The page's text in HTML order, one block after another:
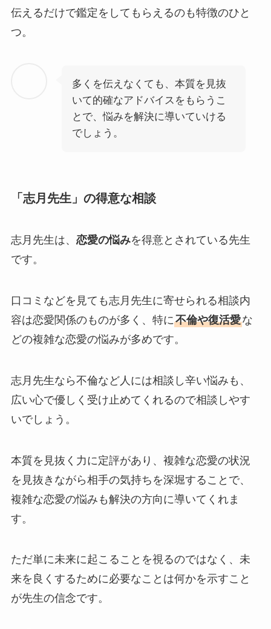
伝えるだけで鑑定をしてもらえるのも特徴のひと
つ。
多くを伝えなくても、本質を見抜
いて的確なアドバイスをもらうこ
とで、悩みを解決に導いていける
でしょう。
「志月先生」の得意な相談
志月先生は、 恋愛の悩みを得意とされている先生
です。
口コミなどを見ても志月先生に寄せられる相談内
容は恋愛関係のものが多く、特に不倫や復活愛な
どの複雑な恋愛の悩みが多めです。
志月先生なら不倫など人には相談し辛い悩みも、
広い心で優しく受け止めてくれるので相談しやす
いでしょう。
本質を見抜く力に定評があり、複雑な恋愛の状況
を見抜きながら相手の気持ちを深堀することで、
複雑な恋愛の悩みも解決の方向に導いてくれま
す。
ただ単に未来に起こることを視るのではなく、 未
来を良くするために必要なことは何かを示すこと
が先生の信念です。